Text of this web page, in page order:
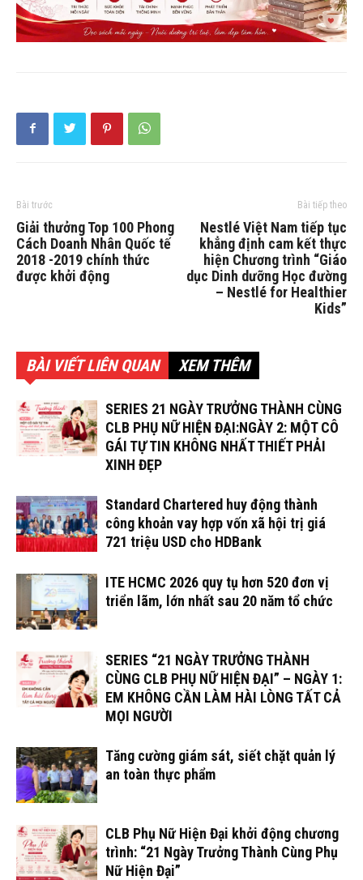
Bài trước
Giải thưởng Top 100 Phong
Cách Doanh Nhân Quốc tế
2018 -2019 chính thức
được khởi động
Bài tiếp theo
Nestlé Việt Nam tiếp tục
khẳng định cam kết thực
hiện Chương trình “Giáo
dục Dinh dưỡng Học đường
– Nestlé for Healthier
Kids”
BÀI VIẾT LIÊN QUAN XEM THÊM
SERIES 21 NGÀY TRƯỞNG THÀNH CÙNG
CLB PHỤ NỮ HIỆN ĐẠI:NGÀY 2: MỘT CÔ
GÁI TỰ TIN KHÔNG NHẤT THIẾT PHẢI
XINH ĐẸP
Standard Chartered huy động thành
công khoản vay hợp vốn xã hội trị giá
721 triệu USD cho HDBank
ITE HCMC 2026 quy tụ hơn 520 đơn vị
triển lãm, lớn nhất sau 20 năm tổ chức
SERIES “21 NGÀY TRƯỞNG THÀNH
CÙNG CLB PHỤ NỮ HIỆN ĐẠI” – NGÀY 1:
EM KHÔNG CẦN LÀM HÀI LÒNG TẤT CẢ
MỌI NGƯỜI
Tăng cường giám sát, siết chặt quản lý
an toàn thực phẩm
CLB Phụ Nữ Hiện Đại khởi động chương
trình: “21 Ngày Trưởng Thành Cùng Phụ
Nữ Hiện Đại”